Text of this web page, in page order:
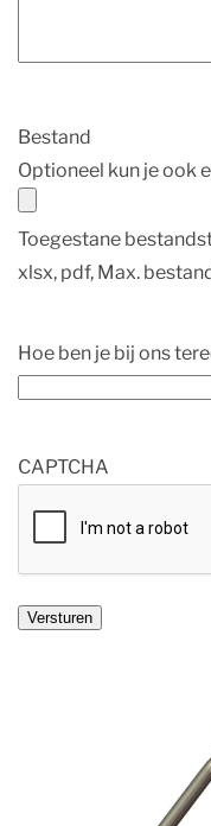
Bestand
Optioneel kun je ook
Toegestane
xlsx, pdf, Max.
Hoe ben je bij ons
CAPTCHA